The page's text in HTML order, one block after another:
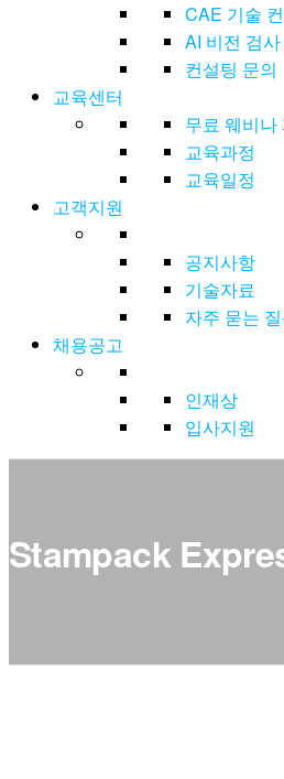
CAE 기술
AI 비전 검
컨설팅 문의
교육센터
무료 웨비나
교육과정
교육일정
고객지원
공지사항
기술자료
자주 묻는
채용공고
인재상
입사지원
Stampack